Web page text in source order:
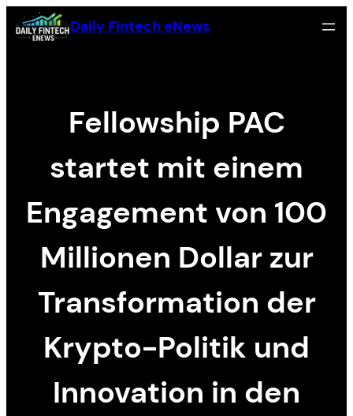
Skip
to
Daily Fintech eNews
Fellowship PAC
startet mit einem
Engagement von 100
Millionen Dollar zur
Transformation der
Krypto-Politik und
Innovation in den